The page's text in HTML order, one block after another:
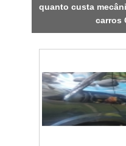
quanto custa
carros